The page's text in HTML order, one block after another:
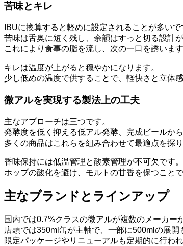
苦味とキレ
IBUに換算すると軽めに設定されることが多い
苦味は舌奥に短く残し、余韻はすっと切る設計が
これにより食事の脂を流し、次の一口を誘います
キレは温度が上がると穏やかになります。
少し低めの温度で供することで、軽快さと立体
微アルを実現する製法上の工夫
主なアプローチは三つです。
発酵度を低く抑える低アル発酵、完成ビールか
多くの商品はこれらを組み合わせて最適点を探り
香味保持には低温管理と酸素管理が不可欠です。
ホップの酸化を避け、モルトの甘香を保つこと
主なブランドとラインアップ
国内では0.7%クラスの微アルが複数のメーカー
店頭では350ml缶が主軸で、一部に500mlの展開
限定パッケージやリニューアルも定期的に行わ